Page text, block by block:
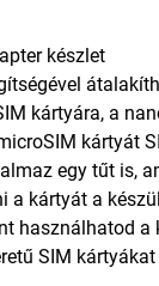
készlet
kártyára, a
kártyát
egy tűt is,
a kártyát a
használhatod a
SIM